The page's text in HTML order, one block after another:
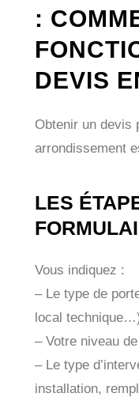
:
DEVIS
Obtenir un devis
arrondissement
LES
Vous indiquez :
– Le type de
local
– Votre niveau
– Le type
installation,